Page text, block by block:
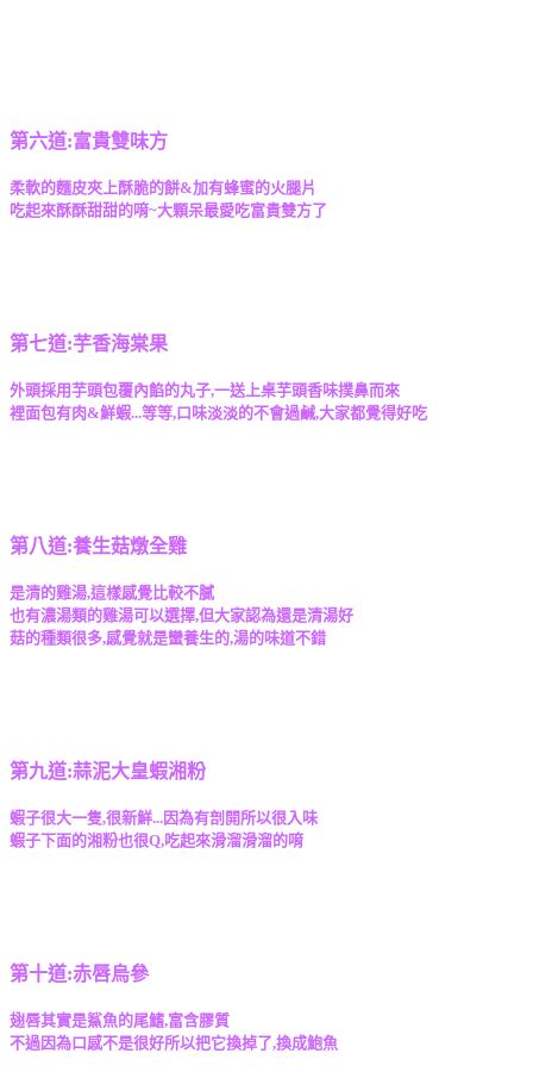
第六道:富貴雙味方
柔軟的麵皮夾上酥脆的餅&加有蜂蜜的火腿片
吃起來酥酥甜甜的唷~大顆呆最愛吃富貴雙方了
第七道:芋香海棠果
外頭採用芋頭包覆內餡的丸子,一送上桌芋頭香味撲鼻而來
裡面包有肉&鮮蝦...等等,口味淡淡的不會過鹹,大家都覺得好吃
第八道:養生菇燉全雞
是清的雞湯,這樣感覺比較不膩
也有濃湯類的雞湯可以選擇,但大家認為還是清湯好
菇的種類很多,感覺就是蠻養生的,湯的味道不錯
第九道:蒜泥大皇蝦湘粉
蝦子很大一隻,很新鮮...因為有剖開所以很入味
蝦子下面的湘粉也很Q,吃起來滑溜滑溜的唷
第十道:赤唇烏參
翅唇其實是鯊魚的尾鰭,富含膠質
不過因為口感不是很好所以把它換掉了,換成鮑魚